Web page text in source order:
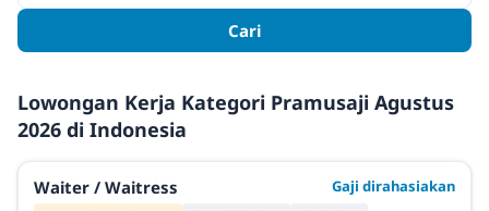
Cari
Lowongan Kerja Kategori Pramusaji Agustus
2026 di Indonesia
Waiter / Waitress
Gaji dirahasiakan